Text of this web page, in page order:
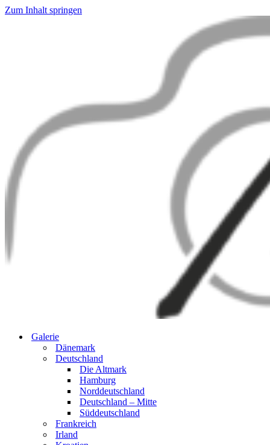
Zum Inhalt springen
Galerie
Dänemark
Deutschland
Die Altmark
Hamburg
Norddeutschland
Deutschland – Mitte
Süddeutschland
Frankreich
Irland